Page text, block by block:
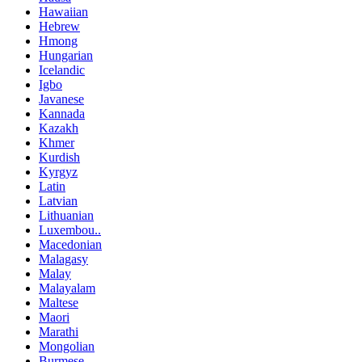
Hawaiian
Hebrew
Hmong
Hungarian
Icelandic
Igbo
Javanese
Kannada
Kazakh
Khmer
Kurdish
Kyrgyz
Latin
Latvian
Lithuanian
Luxembou..
Macedonian
Malagasy
Malay
Malayalam
Maltese
Maori
Marathi
Mongolian